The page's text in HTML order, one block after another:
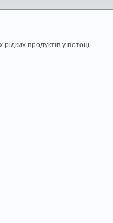
продуктів у потоці.